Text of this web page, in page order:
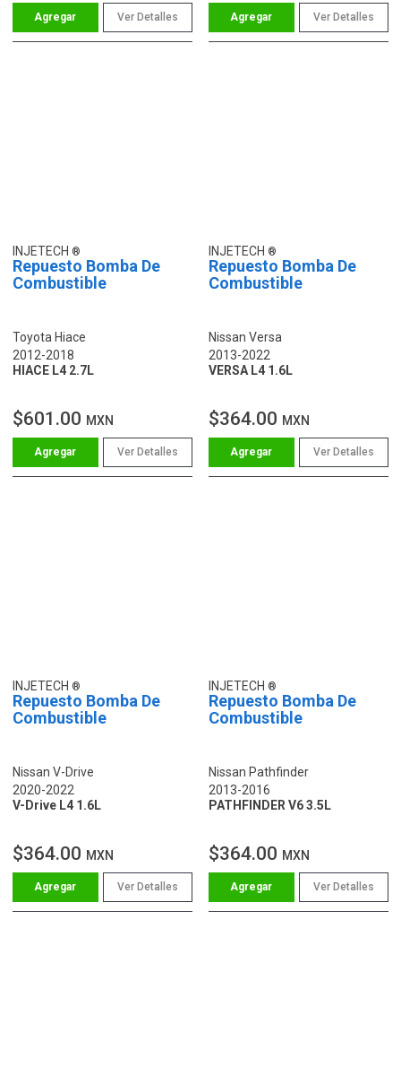
Ver Detalles Ver Detalles
INJETECH
Repuesto Bomba De
Combustible
Toyota Hiace
2012-2018
HIACE L4 2.7L
$601.00 MXN
Ver Detalles
INJETECH
Repuesto Bomba De
Combustible
Nissan Versa
2013-2022
VERSA L4 1.6L
$364.00 MXN
Ver Detalles
INJETECH
Repuesto Bomba De
Combustible
Nissan V-Drive
2020-2022
V-Drive L4 1.6L
$364.00 MXN
Ver Detalles
INJETECH
Repuesto Bomba De
Combustible
Nissan Pathfinder
2013-2016
PATHFINDER V6 3.5L
$364.00 MXN
Ver Detalles